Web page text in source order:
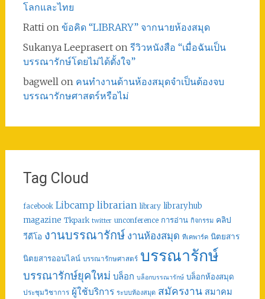
โลกและไทย
Ratti on ข้อคิด “LIBRARY” จากนายห้องสมุด
Sukanya Leepraserton รีวิวหนังสือ “เมื่อฉันเป็น
บรรณารักษ์โดยไม่ได้ตั้งใจ”
bagwell on คนทำงานด้านห้องสมุดจำเป็นต้องจบ
บรรณารักษศาสตร์หรือไม่
Tag Cloud
facebook Libcamp librarian library libraryhub
magazine Tkpark twitter unconference การอ่าน กิจกรรม คลิป
วีดีโอ งานบรรณารักษ์ งานห้องสมุด ทีเคพาร์ค นิตยสาร
นิตยสารออนไลน์ บรรณารักษศาสตร์ บรรณารักษ์
บรรณารักษ์ยุคใหม่ บล็อก บล็อกบรรณารักษ์ บล็อกห้องสมุด
ประชุมวิชาการ ผู้ใช้บริการ ระบบห้องสมุด สมัครงาน สมาคม